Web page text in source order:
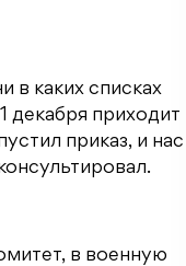
в каких списках
декабря приходит
приказ, и нас
в военную